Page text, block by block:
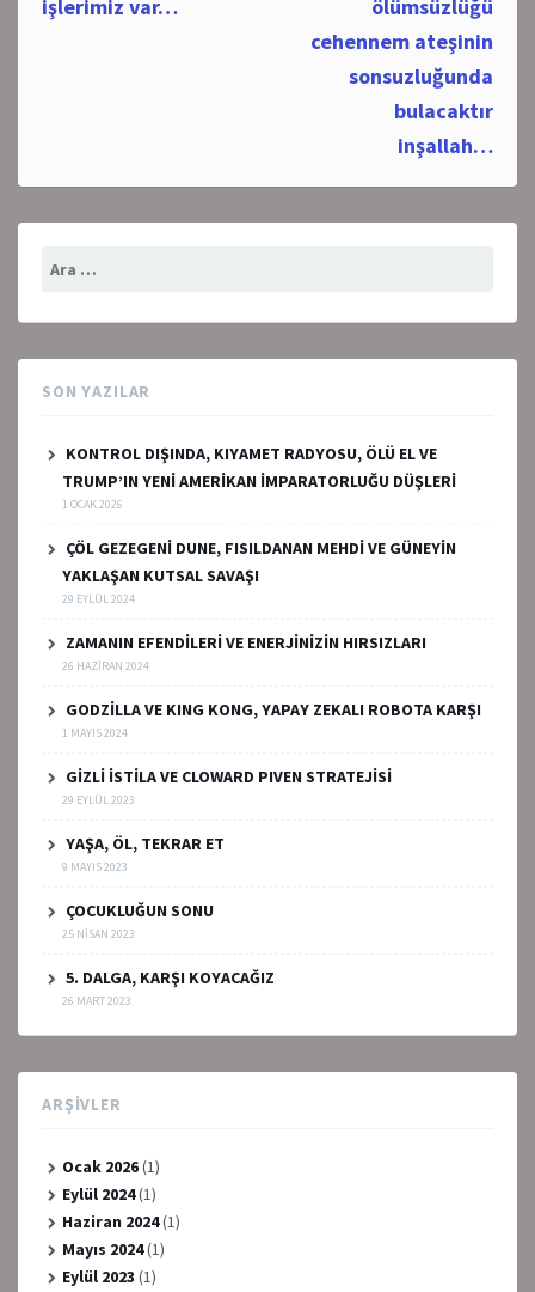
ölümsüzlüğü
cehennem ateşinin
sonsuzluğunda
bulacaktır
inşallah…
işlerimiz var…
SON YAZILAR
KONTROL DIŞINDA, KIYAMET RADYOSU, ÖLÜ EL VE
TRUMP’IN YENİ AMERİKAN İMPARATORLUĞU DÜŞLERİ
1 OCAK 2026
ÇÖL GEZEGENİ DUNE, FISILDANAN MEHDİ VE GÜNEYİN
YAKLAŞAN KUTSAL SAVAŞI
29 EYLÜL 2024
ZAMANIN EFENDİLERİ VE ENERJİNİZİN HIRSIZLARI
26 HAZIRAN 2024
GODZİLLA VE KING KONG, YAPAY ZEKALI ROBOTA KARŞI
1 MAYIS 2024
GİZLİ İSTİLA VE CLOWARD PIVEN STRATEJİSİ
29 EYLÜL 2023
YAŞA, ÖL, TEKRAR ET
9 MAYIS 2023
ÇOCUKLUĞUN SONU
25 NISAN 2023
5. DALGA, KARŞI KOYACAĞIZ
26 MART 2023
ARŞIVLER
Ocak 2026(1)
Eylül 2024(1)
Haziran 2024(1)
Mayıs 2024(1)
Eylül 2023 (1)